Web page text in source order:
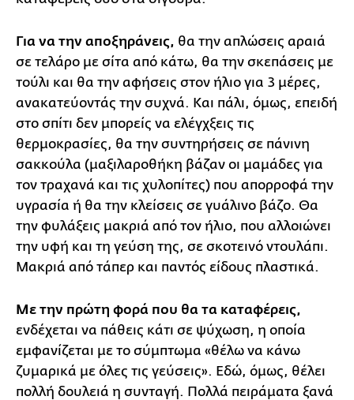
Για να την αποξηράνεις, θα την απλώσεις αραιά
σε τελάρο με σίτα από κάτω, θα την σκεπάσεις με
τούλι και θα την αφήσεις στον ήλιο για 3 μέρες,
ανακατεύοντάς την συχνά. Και πάλι, όμως, επειδή
στο σπίτι δεν μπορείς να ελέγχξεις τις
θερμοκρασίες, θα την συντηρήσεις σε πάνινη
σακκούλα (μαξιλαροθήκη βάζαν οι μαμάδες για
τον τραχανά και τις χυλοπίτες) που απορροφά την
υγρασία ή θα την κλείσεις σε γυάλινο βάζο. Θα
την φυλάξεις μακριά από τον ήλιο, που αλλοιώνει
την υφή και τη γεύση της, σε σκοτεινό ντουλάπι.
Μακριά από τάπερ και παντός είδους πλαστικά.
Με την πρώτη φορά που θα τα καταφέρεις,
ενδέχεται να πάθεις κάτι σε ψύχωση, η οποία
εμφανίζεται με το σύμπτωμα «θέλω να κάνω
ζυμαρικά με όλες τις γεύσεις». Εδώ, όμως, θέλει
πολλή δουλειά η συνταγή. Πολλά πειράματα ξανά